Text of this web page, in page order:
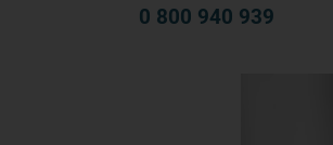
0 800 940 939